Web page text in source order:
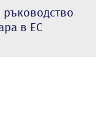
в ЕС